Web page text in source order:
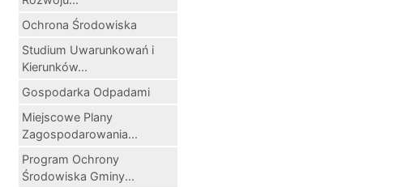
Ochrona Środowiska
Studium Uwarunkowań i
Kierunków...
Gospodarka Odpadami
Miejscowe Plany
Zagospodarowania...
Program Ochrony
Środowiska Gminy...